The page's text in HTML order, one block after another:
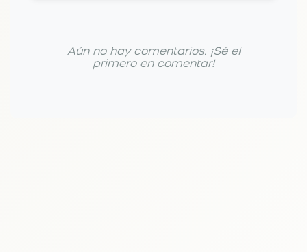
Aún no hay comentarios. ¡Sé el
primero en comentar!